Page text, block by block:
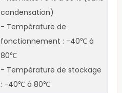
condensation)
- Température de
fonctionnement : -40℃ à
80℃
- Température de stockage
: -40℃ à 80℃